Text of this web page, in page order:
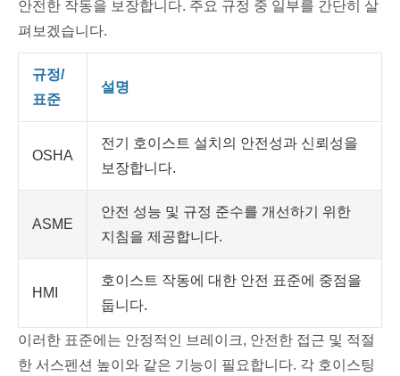
안전한 작동을 보장합니다. 주요 규정 중 일부를 간단히 살
펴보겠습니다.
규정/
표준
설명
OSHA
전기 호이스트 설치의 안전성과 신뢰성을
보장합니다.
ASME
안전 성능 및 규정 준수를 개선하기 위한
지침을 제공합니다.
HMI
호이스트 작동에 대한 안전 표준에 중점을
둡니다.
이러한 표준에는 안정적인 브레이크, 안전한 접근 및 적절
한 서스펜션 높이와 같은 기능이 필요합니다. 각 호이스팅